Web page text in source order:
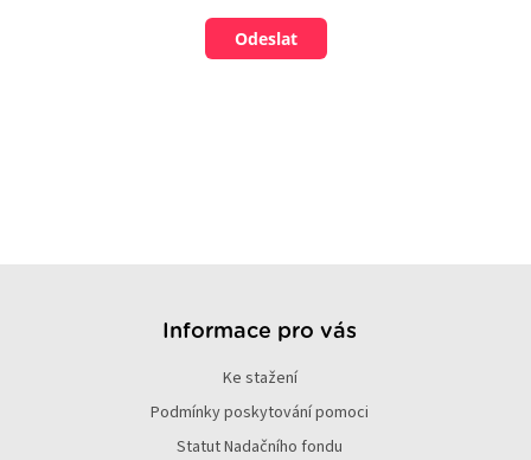
Informace pro vás
Ke stažení
Podmínky poskytování pomoci
Statut Nadačního fondu